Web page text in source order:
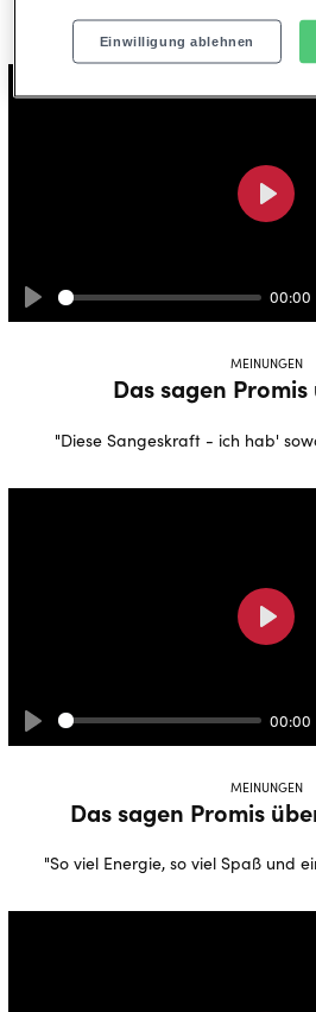
"Das ist wirklich ein Feel
Play
00:00
Play
MEINUNGEN
Das sagen Promis
"Diese Sangeskraft - ich hab'
Play
00:00
Play
MEINUNGEN
Das sagen Promis
"So viel Energie, so viel Spaß und
Einwilligung ablehnen